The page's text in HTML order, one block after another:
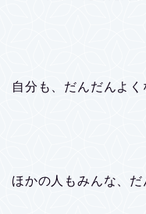
自分も、だんだんよく
ほかの人もみんな、だ